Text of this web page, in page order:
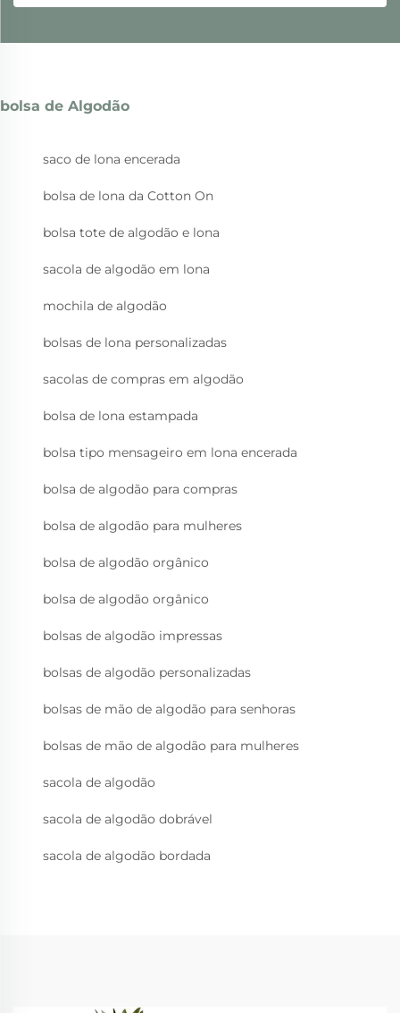
bolsa de Algodão
saco de lona encerada
bolsa de lona da Cotton On
bolsa tote de algodão e lona
sacola de algodão em lona
mochila de algodão
bolsas de lona personalizadas
sacolas de compras em algodão
bolsa de lona estampada
bolsa tipo mensageiro em lona encerada
bolsa de algodão para compras
bolsa de algodão para mulheres
bolsa de algodão orgânico
bolsa de algodão orgânico
bolsas de algodão impressas
bolsas de algodão personalizadas
bolsas de mão de algodão para senhoras
bolsas de mão de algodão para mulheres
sacola de algodão
sacola de algodão dobrável
sacola de algodão bordada